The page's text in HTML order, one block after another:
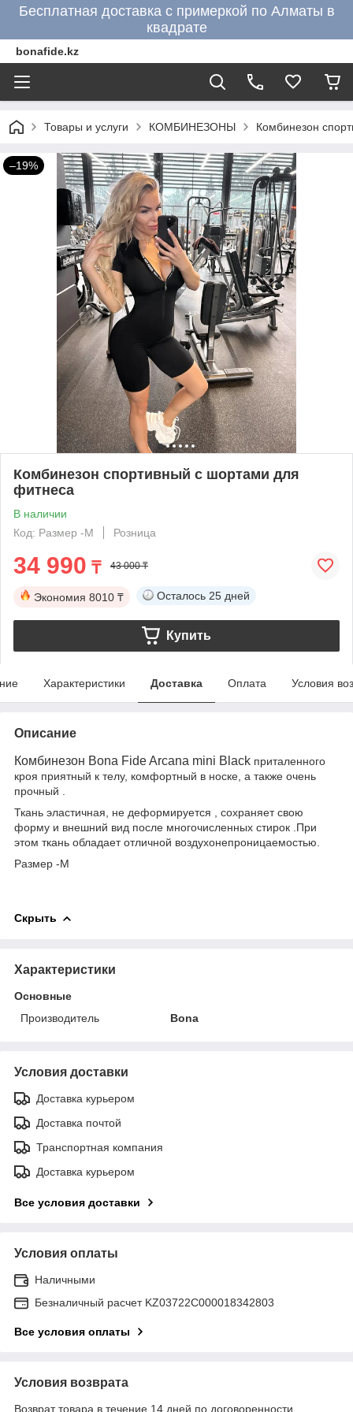
Бесплатная доставка с примеркой по Алматы в
квадрате
bonafide.kz
Товары и услуги КОМБИНЕЗОНЫ Комбинезон
–19%
Комбинезон спортивный с шортами для
фитнеса
В наличии
Код: Размер -М
Розница
34 990 ₸ 43 000 ₸
Экономия 8010 ₸ Осталось 25 дней
Купить
Характеристики Доставка Оплата Условия
Описание
Комбинезон Bona Fide Arcana mini Black приталенного
кроя приятный к телу, комфортный в носке, а также очень
прочный .
Ткань эластичная, не деформируется , сохраняет свою
форму и внешний вид после многочисленных стирок .При
этом ткань обладает отличной воздухонепроницаемостью.
Размер -М
Скрыть
Характеристики
Основные
Производитель
Bona
Условия доставки
Доставка курьером
Доставка почтой
Транспортная компания
Доставка курьером
Все условия доставки
Условия оплаты
Наличными
Безналичный расчет KZ03722C000018342803
Все условия оплаты
Условия возврата
Возврат товара в течение 14 дней по договоренности